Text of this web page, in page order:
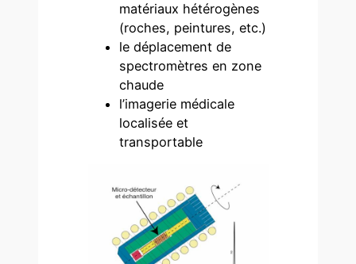
matériaux hétérogènes
(roches, peintures, etc.)
le déplacement de
spectromètres en zone
chaude
l’imagerie médicale
localisée et
transportable